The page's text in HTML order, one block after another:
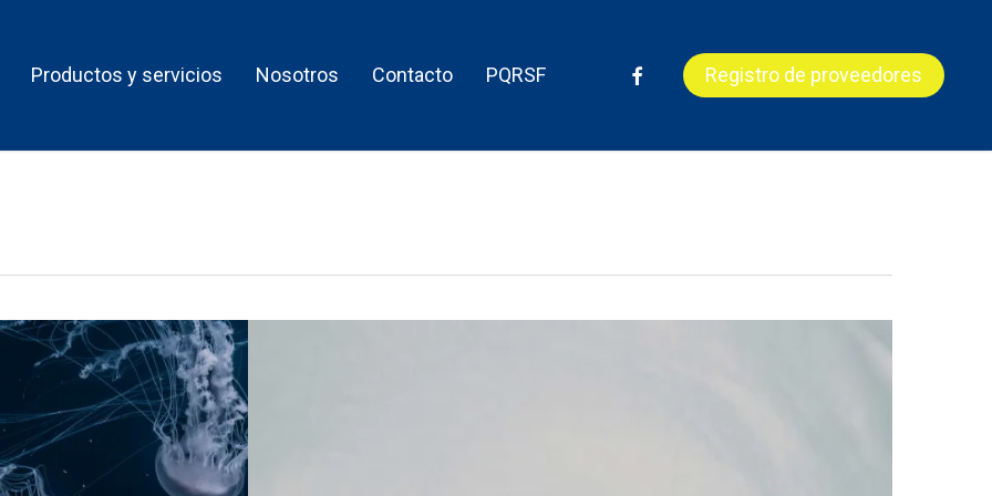
Productos y servicios Nosotros Contacto PQRSF facebook Registro de proveedores